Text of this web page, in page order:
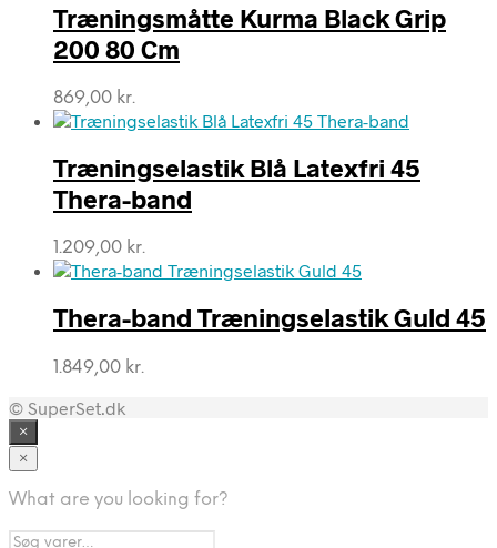
Træningsmåtte Kurma Black Grip
200 80 Cm
869,00 kr.
Træningselastik Blå Latexfri 45
Thera-band
1.209,00 kr.
Thera-band Træningselastik Guld 45
1.849,00 kr.
© SuperSet.dk
×
×
What are you looking for?